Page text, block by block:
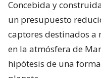
Concebida y
un presupuesto
captores destinados a
en la atmósfera de
hipótesis de una